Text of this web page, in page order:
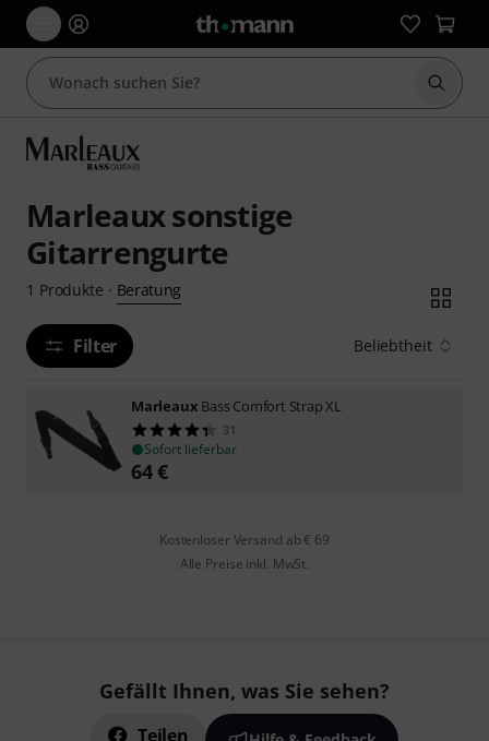
Suche
Marleaux sonstige
Gitarrengurte
1 Produkte · Beratung
Filter Beliebtheit
Marleaux Bass Comfort Strap XL
31
Sofort lieferbar
64€
Kostenloser Versand ab € 69
Alle Preise inkl. MwSt.
Gefällt Ihnen, was Sie sehen?
Teilen